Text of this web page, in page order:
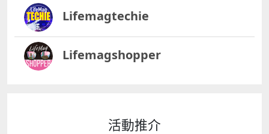
Lifemagtechie
Lifemagshopper
活動推介